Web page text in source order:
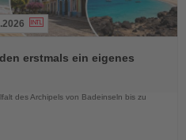
erstmals ein eigenes
des Archipels von Badeinseln bis zu